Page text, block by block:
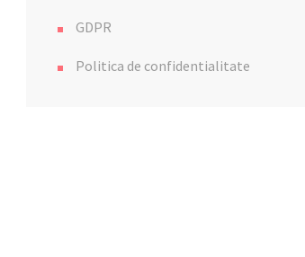
GDPR
Politica de confidentialitate